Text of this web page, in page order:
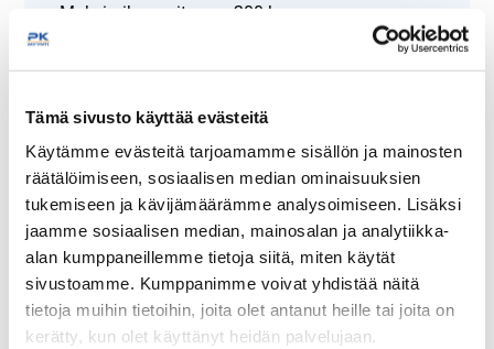
Tämä sivusto käyttää evästeitä
Käytämme evästeitä tarjoamamme sisällön ja mainosten
räätälöimiseen, sosiaalisen median ominaisuuksien
tukemiseen ja kävijämäärämme analysoimiseen. Lisäksi
jaamme sosiaalisen median, mainosalan ja analytiikka-
alan kumppaneillemme tietoja siitä, miten käytät
sivustoamme. Kumppanimme voivat yhdistää näitä
tietoja muihin tietoihin, joita olet antanut heille tai joita on
kerätty, kun olet käyttänyt heidän palvelujaan.
Maksimikuormitus on 200 kg.
Työtaso on saatavilla takanostolla tai ilman.
Näytä lisää tuotteita
Korkeussäädettävät pöydät tuoteryhmästä